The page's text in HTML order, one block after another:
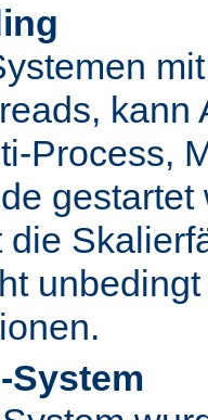
kann
Process,
die
System